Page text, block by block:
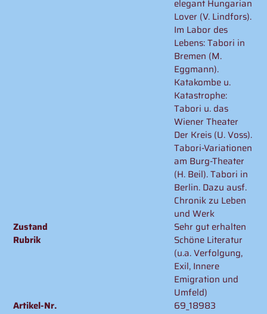
elegant Hungarian
Lover (V. Lindfors).
Im Labor des
Lebens: Tabori in
Bremen (M.
Eggmann).
Katakombe u.
Katastrophe:
Tabori u. das
Wiener Theater
Der Kreis (U. Voss).
Tabori-Variationen
am Burg-Theater
(H. Beil). Tabori in
Berlin. Dazu ausf.
Chronik zu Leben
und Werk
Zustand
Sehr gut erhalten
Rubrik
Schöne Literatur
(u.a. Verfolgung,
Exil, Innere
Emigration und
Umfeld)
Artikel-Nr.
69_18983